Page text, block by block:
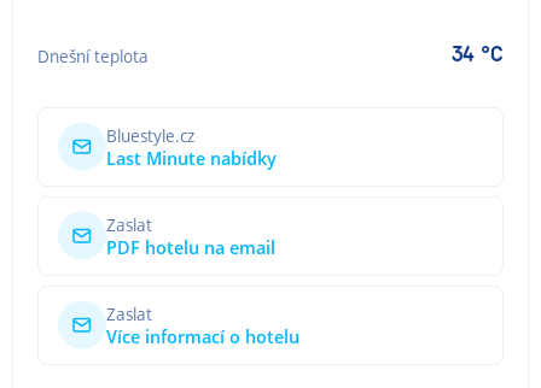
Dnešní teplota 34 °C
Bluestyle.cz
Last Minute nabídky
Zaslat
PDF hotelu na email
Zaslat
Více informací o hotelu